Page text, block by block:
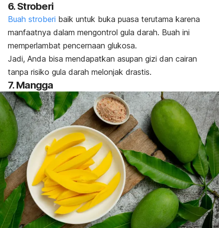
6. Stroberi
Buah stroberi baik untuk buka puasa terutama karena
manfaatnya dalam mengontrol gula darah. Buah ini
memperlambat pencernaan glukosa.
Jadi, Anda bisa mendapatkan asupan gizi dan cairan
tanpa risiko gula darah melonjak drastis.
7. Mangga